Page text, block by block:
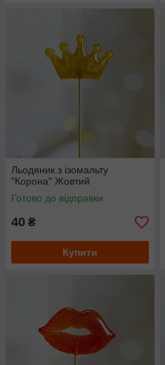
Льодяник з ізомальту
"Корона" Жовтий
Готово до відправки
40 ₴
Купити